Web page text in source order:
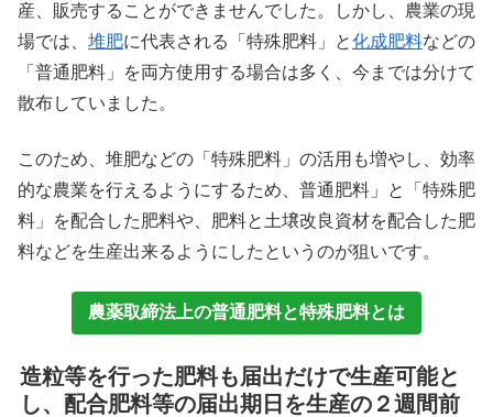
産、販売することができませんでした。しかし、農業の現
場では、 堆肥に代表される「特殊肥料」と化成肥料などの
「普通肥料」を両方使用する場合は多く、今までは分けて
散布していました。
このため、堆肥などの「特殊肥料」の活用も増やし、効率
的な農業を行えるようにするため、普通肥料」と「特殊肥
料」を配合した肥料や、肥料と土壌改良資材を配合した肥
料などを生産出来るようにしたというのが狙いです。
農薬取締法上の普通肥料と特殊肥料とは
造粒等を行った肥料も届出だけで生産可能と
し、配合肥料等の届出期日を生産の２週間前